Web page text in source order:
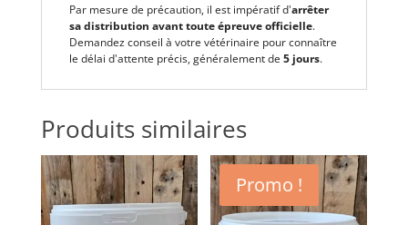
Par mesure de précaution, il est impératif d'arrêter
sa distribution avant toute épreuve officielle.
Demandez conseil à votre vétérinaire pour connaître
le délai d'attente précis, généralement de 5 jours.
Produits similaires
Promo !